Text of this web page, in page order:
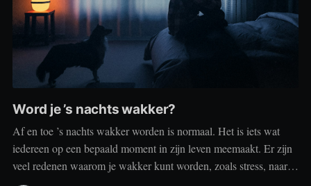
Word je ’s nachts wakker?
Af en toe ’s nachts wakker worden is normaal. Het is iets wat
iedereen op een bepaald moment in zijn leven meemaakt. Er zijn
veel redenen waarom je wakker kunt worden, zoals stress, naar
het toilet moeten, je omgeving of medische aandoeningen die je